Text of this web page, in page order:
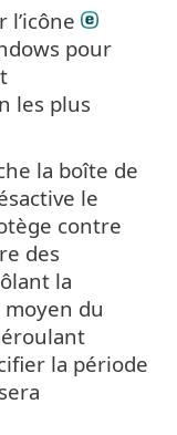
pour
les plus
la boîte de
le
contre
des
la
du
la période